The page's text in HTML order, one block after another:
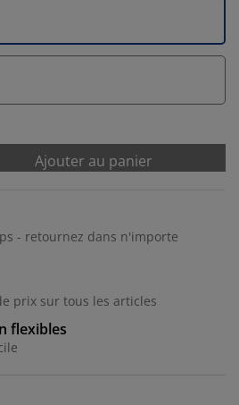
Ajouter au panier
- retournez dans n'importe
prix sur tous les articles
flexibles